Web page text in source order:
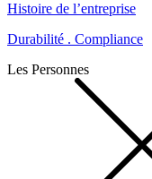
Histoire de l’entreprise
Durabilité . Compliance
Les Personnes